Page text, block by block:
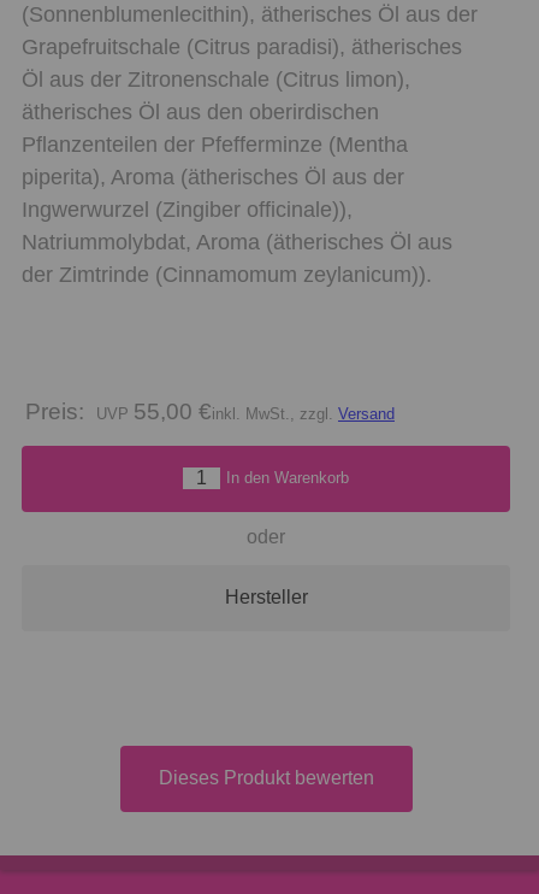
(Sonnenblumenlecithin), ätherisches Öl aus der
Grapefruitschale (Citrus paradisi), ätherisches
Öl aus der Zitronenschale (Citrus limon),
ätherisches Öl aus den oberirdischen
Pflanzenteilen der Pfefferminze (Mentha
piperita), Aroma (ätherisches Öl aus der
Ingwerwurzel (Zingiber officinale)),
Natriummolybdat, Aroma (ätherisches Öl aus
der Zimtrinde (Cinnamomum zeylanicum)).
Preis: 55,00 €inkl. MwSt., zzgl. Versand
In den Warenkorb
oder
Hersteller
Dieses Produkt bewerten